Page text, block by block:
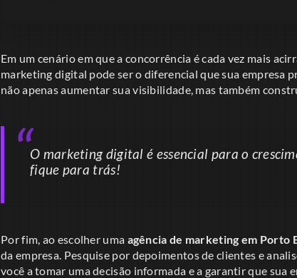
Em um cenário em que a concorrência é cada vez mais
marketing digital pode ser o diferencial que sua empresa
não apenas aumentar sua visibilidade, mas também
O marketing digital é essencial para o
fique para trás!
Por fim, ao escolher uma agência de marketing em Porto
da empresa. Pesquise por depoimentos de clientes e
você a tomar uma decisão informada e a garantir que sua